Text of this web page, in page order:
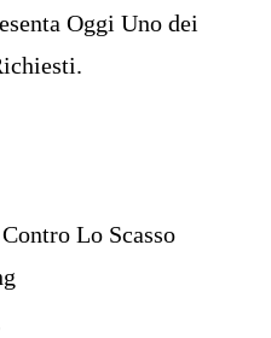
Oggi Uno dei
Lo Scasso